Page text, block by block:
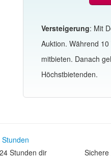
Versteigerung: Mit
Auktion. Während
mitbieten. Danach
Höchstbietenden.
Stunden dir